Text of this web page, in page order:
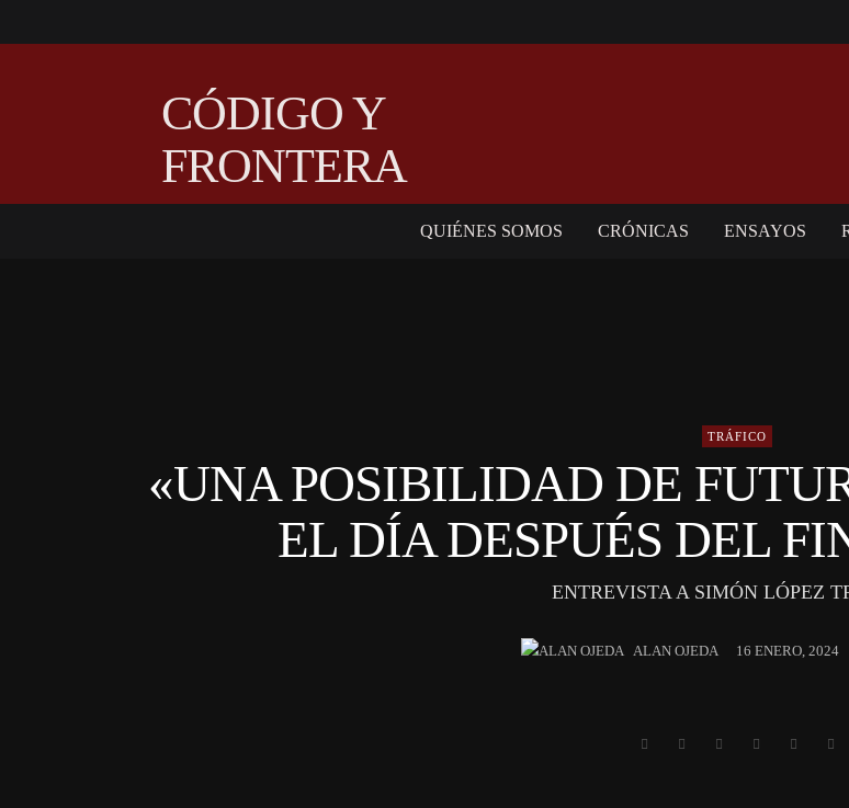
CÓDIGO Y
FRONTERA
QUIÉNES SOMOS CRÓNICAS ENSAYOS
TRÁFICO
«UNA POSIBILIDAD DE
EL DÍA DESPUÉS DEL
ENTREVISTA A SIMÓN LÓPEZ
ALAN OJEDA 16 ENERO, 2024